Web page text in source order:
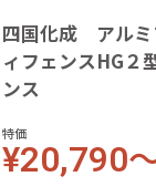
四国化成 アル
ィフェンスHG
ンス
特価
¥20,790